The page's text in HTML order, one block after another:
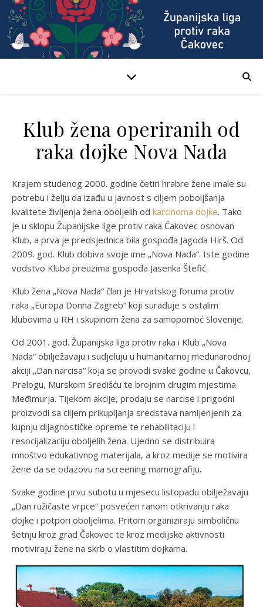
Klub žena operiranih od
raka dojke Nova Nada
Krajem studenog 2000. godine četiri hrabre žene imale su
potrebu i želju da izađu u javnost s ciljem poboljšanja
kvalitete življenja žena oboljelih od karcinoma dojke. Tako
je u sklopu Županijske lige protiv raka Čakovec osnovan
Klub, a prva je predsjednica bila gospođa Jagoda Hirš. Od
2009. god. Klub dobiva svoje ime „Nova Nada“. Iste godine
vodstvo Kluba preuzima gospođa Jasenka Štefić.
Klub žena „Nova Nada“ član je Hrvatskog foruma protiv
raka „Europa Donna Zagreb“ koji surađuje s ostalim
klubovima u RH i skupinom žena za samopomoć Slovenije.
Od 2001. god. Županijska liga protiv raka i Klub „Nova
Nada“ obilježavaju i sudjeluju u humanitarnoj međunarodnoj
akciji „Dan narcisa“ koja se provodi svake godine u Čakovcu,
Prelogu, Murskom Središću te brojnim drugim mjestima
Međimurja. Tijekom akcije, prodaju se narcise i prigodni
proizvodi sa ciljem prikupljanja sredstava namijenjenih za
kupnju dijagnostičke opreme te rehabilitaciju i
resocijalizaciju oboljelih žena. Ujedno se distribuira
mnoštvo edukativnog materijala, a kroz medije se motivira
žene da se odazovu na screening mamografiju.
Svake godine prvu subotu u mjesecu listopadu obilježavaju
„Dan ružičaste vrpce“ posvećen ranom otkrivanju raka
dojke i potpori oboljelima. Pritom organiziraju simboličnu
šetnju kroz grad Čakovec te kroz medijske aktivnosti
motiviraju žene na skrb o vlastitim dojkama.